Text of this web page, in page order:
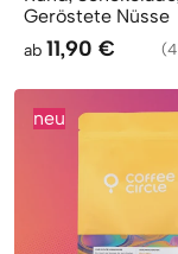
Geröstete Nüsse
ab 11,90 € (
neu